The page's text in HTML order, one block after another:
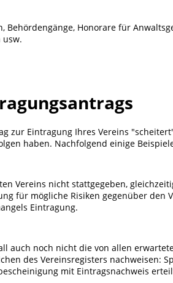
Honorare für
zur Eintragung Ihres Vereins
haben. Nachfolgend einige
Vereins nicht stattgegeben,
für mögliche Risiken gegenüber den
Eintragung.
auch noch nicht die von allen
des Vereinsregisters nachweisen:
mit Eintragsnachweis